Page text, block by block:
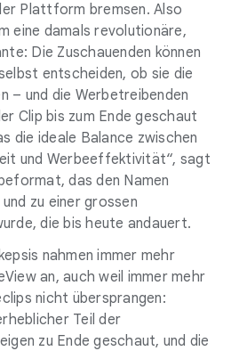
Plattform bremsen. Also
eine damals revolutionäre,
Die Zuschauenden können
entscheiden, ob sie die
– und die Werbetreibenden
Clip bis zum Ende geschaut
die ideale Balance zwischen
und Werbeeffektivität“, sagt
das den Namen
zu einer grossen
die bis heute andauert.
nahmen immer mehr
an, auch weil immer mehr
nicht übersprangen:
Teil der
zu Ende geschaut, und die